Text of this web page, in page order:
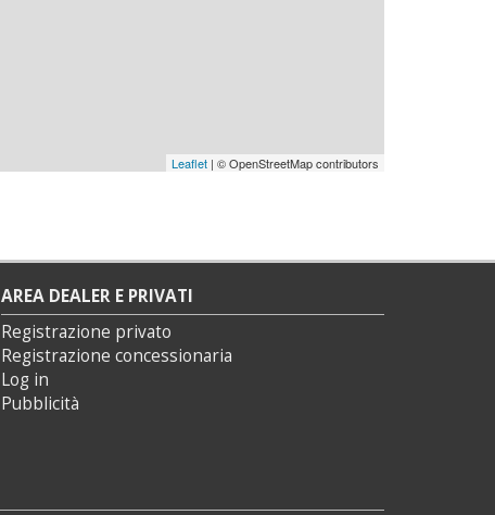
Leaflet| © OpenStreetMap contributors
AREA DEALER E PRIVATI
Registrazione privato
Registrazione concessionaria
Log in
Pubblicità